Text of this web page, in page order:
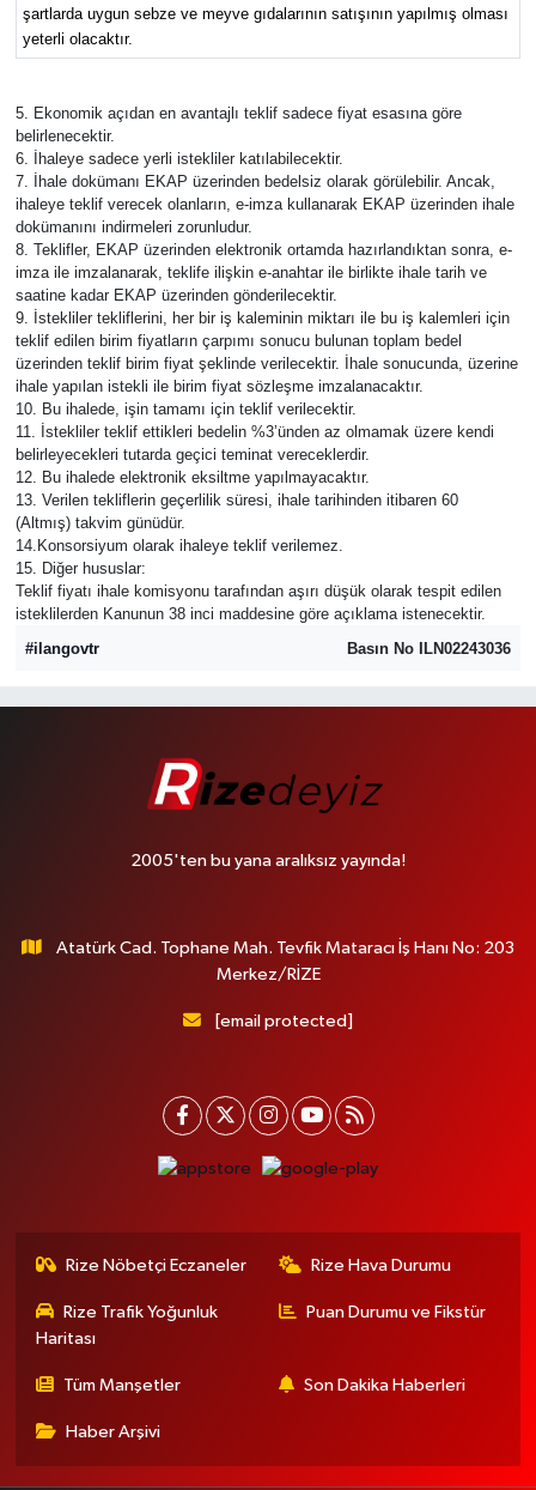
şartlarda uygun sebze ve meyve gıdalarının satışının yapılmış olması
yeterli olacaktır.
5. Ekonomik açıdan en avantajlı teklif sadece fiyat esasına göre
belirlenecektir.
6. İhaleye sadece yerli istekliler katılabilecektir.
7. İhale dokümanı EKAP üzerinden bedelsiz olarak görülebilir. Ancak,
ihaleye teklif verecek olanların, e-imza kullanarak EKAP üzerinden ihale
dokümanını indirmeleri zorunludur.
8. Teklifler, EKAP üzerinden elektronik ortamda hazırlandıktan sonra, e-
imza ile imzalanarak, teklife ilişkin e-anahtar ile birlikte ihale tarih ve
saatine kadar EKAP üzerinden gönderilecektir.
9. İstekliler tekliflerini, her bir iş kaleminin miktarı ile bu iş kalemleri için
teklif edilen birim fiyatların çarpımı sonucu bulunan toplam bedel
üzerinden teklif birim fiyat şeklinde verilecektir. İhale sonucunda, üzerine
ihale yapılan istekli ile birim fiyat sözleşme imzalanacaktır.
10. Bu ihalede, işin tamamı için teklif verilecektir.
11. İstekliler teklif ettikleri bedelin %3’ünden az olmamak üzere kendi
belirleyecekleri tutarda geçici teminat vereceklerdir.
12. Bu ihalede elektronik eksiltme yapılmayacaktır.
13. Verilen tekliflerin geçerlilik süresi, ihale tarihinden itibaren 60
(Altmış) takvim günüdür.
14.Konsorsiyum olarak ihaleye teklif verilemez.
15. Diğer hususlar:
Teklif fiyatı ihale komisyonu tarafından aşırı düşük olarak tespit edilen
isteklilerden Kanunun 38 inci maddesine göre açıklama istenecektir.
#ilangovtr
Basın No ILN02243036
2005'ten bu yana aralıksız yayında!
Atatürk Cad. Tophane Mah. Tevfik Mataracı İş Hanı No: 203
Merkez/RİZE
[email protected]
Rize Nöbetçi Eczaneler Rize Hava Durumu
Rize Trafik Yoğunluk
Haritası
Puan Durumu ve Fikstür
Tüm Manşetler Son Dakika Haberleri
Haber Arşivi